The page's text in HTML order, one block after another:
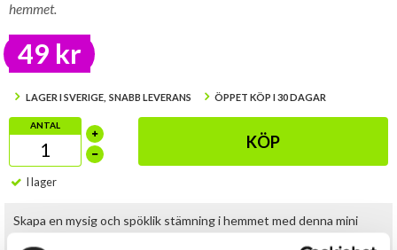
hemmet.
49 kr
LAGER I SVERIGE, SNABB LEVERANS ÖPPET KÖP I 30 DAGAR
ANTAL
KÖP
I lager
Skapa en mysig och spöklik stämning i hemmet med denna mini
LED-pumpa med inbyggd belysning. Den är en perfekt